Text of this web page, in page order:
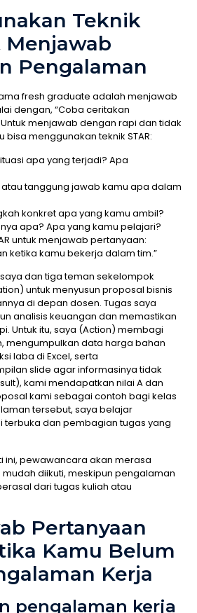
Teknik
Menjawab
Pengalaman
fresh graduate adalah menjawab
dengan, “Coba ceritakan
menjawab dengan rapi dan tidak
menggunakan teknik STAR:
apa yang terjadi? Apa
atau tanggung jawab kamu apa dalam
konkret apa yang kamu ambil?
apa? Apa yang kamu pelajari?
untuk menjawab pertanyaan:
ketika kamu bekerja dalam tim.”
dan tiga teman sekelompok
untuk menyusun proposal bisnis
di depan dosen. Tugas saya
analisis keuangan dan memastikan
Untuk itu, saya (Action) membagi
mengumpulkan data harga bahan
laba di Excel, serta
slide agar informasinya tidak
kami mendapatkan nilai A dan
kami sebagai contoh bagi kelas
tersebut, saya belajar
terbuka dan pembagian tugas yang
ini, pewawancara akan merasa
diikuti, meskipun pengalaman
dari tugas kuliah atau
Pertanyaan
Kamu Belum
Kerja
pengalaman kerja